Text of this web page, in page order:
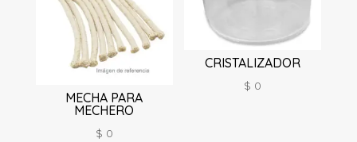
MECHA PARA
MECHERO
$ 0
CRISTALIZADOR
$ 0